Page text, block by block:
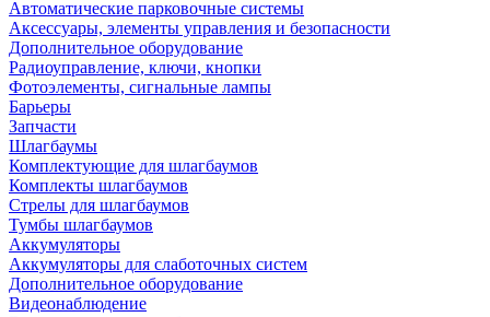
Автоматические парковочные системы
Аксессуары, элементы управления и безопасности
Дополнительное оборудование
Радиоуправление, ключи, кнопки
Фотоэлементы, сигнальные лампы
Барьеры
Запчасти
Шлагбаумы
Комплектующие для шлагбаумов
Комплекты шлагбаумов
Стрелы для шлагбаумов
Тумбы шлагбаумов
Аккумуляторы
Аккумуляторы для слаботочных систем
Дополнительное оборудование
Видеонаблюдение